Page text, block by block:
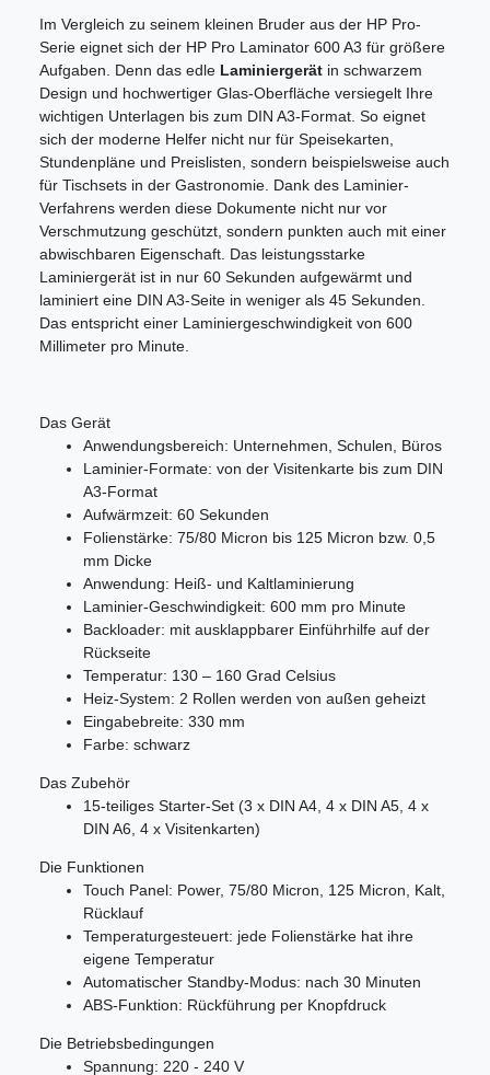
Im Vergleich zu seinem kleinen Bruder aus der HP Pro-
Serie eignet sich der HP Pro Laminator 600 A3 für größere
Aufgaben. Denn das edle Laminiergerät in schwarzem
Design und hochwertiger Glas-Oberfläche versiegelt Ihre
wichtigen Unterlagen bis zum DIN A3-Format. So eignet
sich der moderne Helfer nicht nur für Speisekarten,
Stundenpläne und Preislisten, sondern beispielsweise auch
für Tischsets in der Gastronomie. Dank des Laminier-
Verfahrens werden diese Dokumente nicht nur vor
Verschmutzung geschützt, sondern punkten auch mit einer
abwischbaren Eigenschaft. Das leistungsstarke
Laminiergerät ist in nur 60 Sekunden aufgewärmt und
laminiert eine DIN A3-Seite in weniger als 45 Sekunden.
Das entspricht einer Laminiergeschwindigkeit von 600
Millimeter pro Minute.
Das Gerät
Anwendungsbereich: Unternehmen, Schulen, Büros
Laminier-Formate: von der Visitenkarte bis zum DIN
A3-Format
Aufwärmzeit: 60 Sekunden
Folienstärke: 75/80 Micron bis 125 Micron bzw. 0,5
mm Dicke
Anwendung: Heiß- und Kaltlaminierung
Laminier-Geschwindigkeit: 600 mm pro Minute
Backloader: mit ausklappbarer Einführhilfe auf der
Rückseite
Temperatur: 130 – 160 Grad Celsius
Heiz-System: 2 Rollen werden von außen geheizt
Eingabebreite: 330 mm
Farbe: schwarz
Das Zubehör
15-teiliges Starter-Set (3 x DIN A4, 4 x DIN A5, 4 x
DIN A6, 4 x Visitenkarten)
Die Funktionen
Touch Panel: Power, 75/80 Micron, 125 Micron, Kalt,
Rücklauf
Temperaturgesteuert: jede Folienstärke hat ihre
eigene Temperatur
Automatischer Standby-Modus: nach 30 Minuten
ABS-Funktion: Rückführung per Knopfdruck
Die Betriebsbedingungen
Spannung: 220 - 240 V